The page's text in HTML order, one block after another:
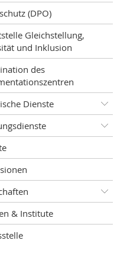
(DPO)
Gleichstellung,
und Inklusion
des
Dienste
& Institute